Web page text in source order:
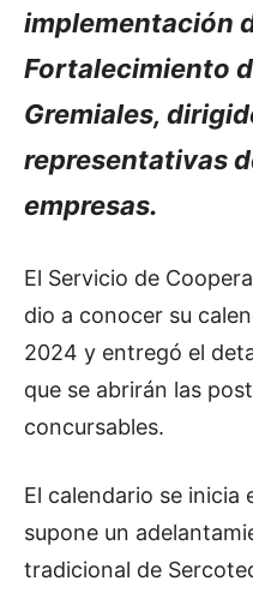
implementación
Fortalecimiento
Gremiales,
representativas
empresas.
El Servicio de
dio a conocer su
2024 y entregó el
que se abrirán las
concursables.
El calendario se inicia
supone un
tradicional de